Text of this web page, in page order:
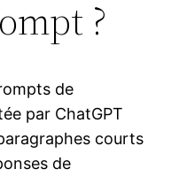
?
de
par ChatGPT
courts
de